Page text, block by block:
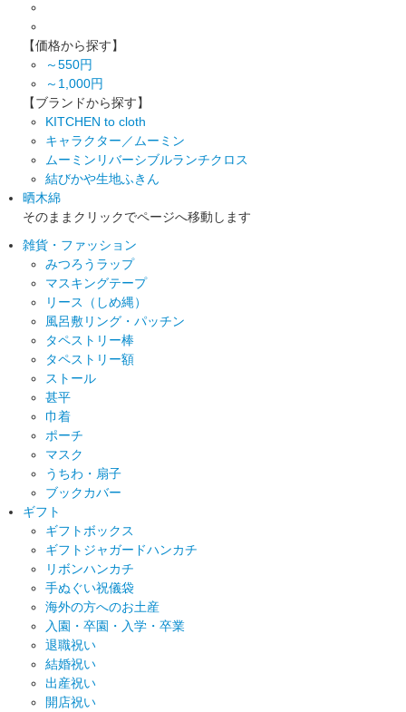
【価格から探す】
～550円
～1,000円
【ブランドから探す】
KITCHEN to cloth
キャラクター／ムーミン
ムーミンリバーシブルランチクロス
結びかや生地ふきん
晒木綿
そのままクリックでページへ移動します
雑貨・ファッション
みつろうラップ
マスキングテープ
リース（しめ縄）
風呂敷リング・パッチン
タペストリー棒
タペストリー額
ストール
甚平
巾着
ポーチ
マスク
うちわ・扇子
ブックカバー
ギフト
ギフトボックス
ギフトジャガードハンカチ
リボンハンカチ
手ぬぐい祝儀袋
海外の方へのお土産
入園・卒園・入学・卒業
退職祝い
結婚祝い
出産祝い
開店祝い